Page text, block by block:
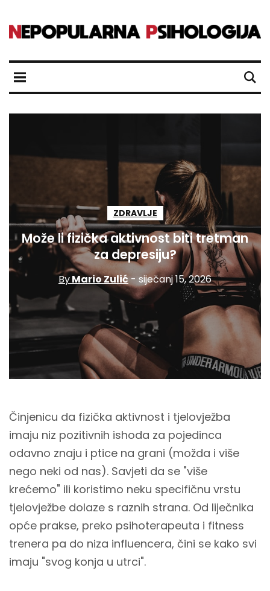
ZDRAVLJE
Može li fizička aktivnost biti tretman
za depresiju?
ByMario Zulić - siječanj 15, 2026
Činjenicu da fizička aktivnost i tjelovježba
imaju niz pozitivnih ishoda za pojedinca
odavno znaju i ptice na grani (možda i više
nego neki od nas). Savjeti da se "više
krećemo" ili koristimo neku specifičnu vrstu
tjelovježbe dolaze s raznih strana. Od liječnika
opće prakse, preko psihoterapeuta i fitness
trenera pa do niza influencera, čini se kako svi
imaju "svog konja u utrci".